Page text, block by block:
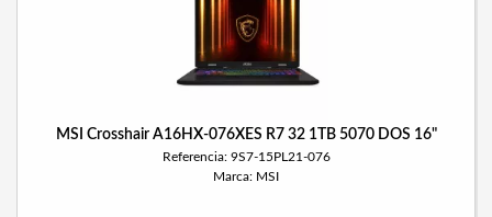
MSI Crosshair A16HX-076XES R7 32 1TB 5070 DOS 16"
Referencia: 9S7-15PL21-076
Marca: MSI